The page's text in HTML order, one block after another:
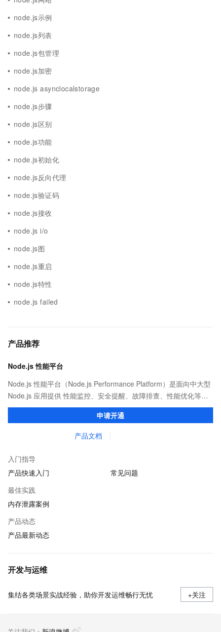
node.js示例
node.js列表
node.js包管理
node.js加密
node.js asynclocalstorage
node.js步骤
node.js区别
node.js功能
node.js初始化
node.js反向代理
node.js验证码
node.js接收
node.js i/o
node.js图
node.js重启
node.js特性
node.js failed
产品推荐
Node.js 性能平台
Node.js 性能平台（Node.js Performance Platform）是面向中大型
Node.js 应用提供 性能监控、安全提醒、故障排查、性能优化等服
务的整体性解决方案。提供完善的工具链和服务，协助客户主动、
申请开通
产品文档
入门指导
产品快速入门
常见问题
最佳实践
内存泄露案例
产品动态
产品最新动态
开发与运维
集结各类场景实战经验，助你开发运维畅行无忧 +关注